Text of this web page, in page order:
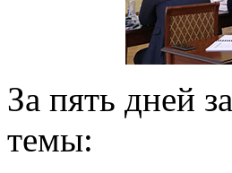
За пять дней
темы: